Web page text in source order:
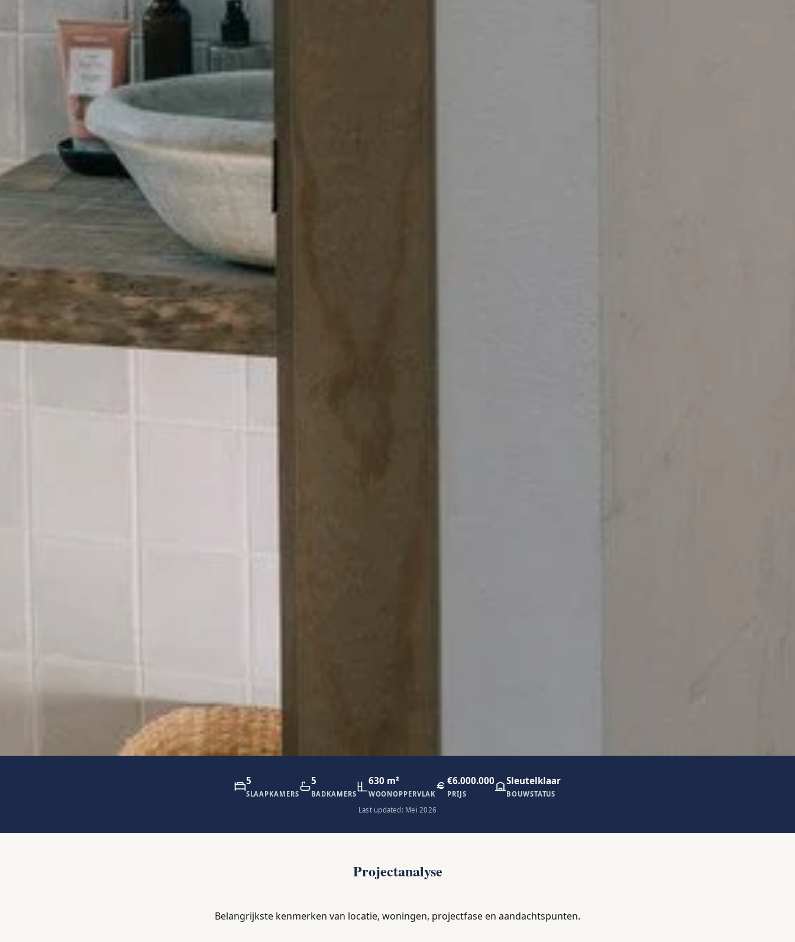
5
SLAAPKAMERS
5
BADKAMERS
630 m²
WOONOPPERVLAK
€6.000.000
PRIJS
Sleutelklaar
BOUWSTATUS
Last updated: Mei 2026
Projectanalyse
Belangrijkste kenmerken van locatie, woningen, projectfase en aandachtspunten.